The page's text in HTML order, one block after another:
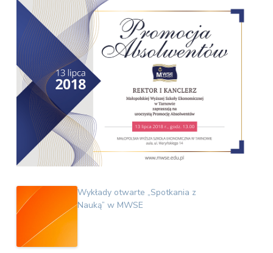
Wykłady otwarte „Spotkania z
Nauką” w MWSE